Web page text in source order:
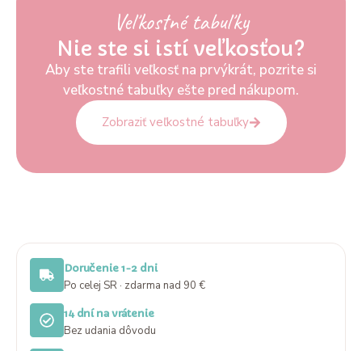
Veľkostné tabuľky
Nie ste si istí veľkosťou?
Aby ste trafili veľkosť na prvýkrát, pozrite si
veľkostné tabuľky ešte pred nákupom.
Zobraziť veľkostné tabuľky
Doručenie 1-2 dni
Po celej SR · zdarma nad 90 €
14 dní na vrátenie
Bez udania dôvodu